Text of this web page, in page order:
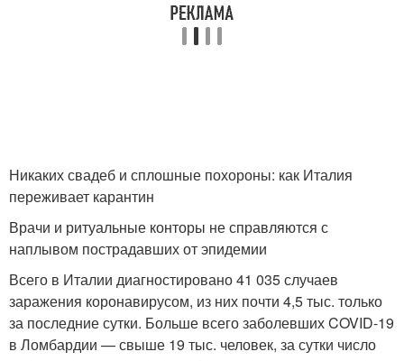
Никаких свадеб и сплошные похороны: как Италия
переживает карантин
Врачи и ритуальные конторы не справляются с
наплывом пострадавших от эпидемии
Всего в Италии диагностировано 41 035 случаев
заражения коронавирусом, из них почти 4,5 тыс. только
за последние сутки. Больше всего заболевших COVID-19
в Ломбардии — свыше 19 тыс. человек, за сутки число